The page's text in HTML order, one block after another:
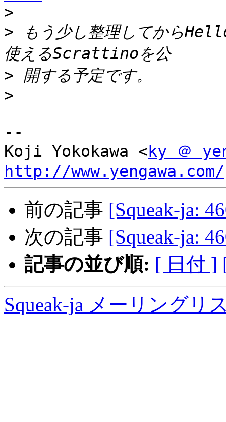
>
> もう少し整理してから
>
>
--
Koji Yokokawa <ky ＠
http://www.yengawa.com/
前の記事 [Squeak-ja:
次の記事 [Squeak-ja:
記事の並び順: [ 日付 ]
Squeak-ja メーリングリ